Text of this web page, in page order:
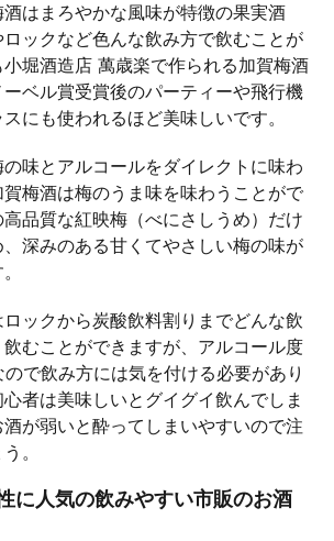
はまろやかな風味が特徴の果実酒
ックなど色んな飲み方で飲むことが
堀酒造店 萬歳楽で作られる加賀梅酒
ベル賞受賞後のパーティーや飛行機
にも使われるほど美味しいです。
味とアルコールをダイレクトに味わ
梅酒は梅のうま味を味わうことがで
品質な紅映梅（べにさしうめ）だけ
深みのある甘くてやさしい梅の味が
ックから炭酸飲料割りまでどんな飲
むことができますが、アルコール度
で飲み方には気を付ける必要があり
者は美味しいとグイグイ飲んでしま
が弱いと酔ってしまいやすいので注
。
に人気の飲みやすい市販のお酒